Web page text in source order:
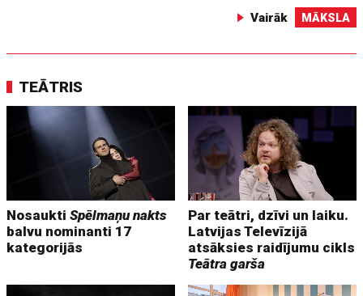
Vairāk MĀKSLA
TEĀTRIS
NosauktiSpēlmaņu nakts
balvu nominanti 17
kategorijās
Par teātri, dzīvi un laiku.
Latvijas Televīzijā
atsāksies raidījumu cikls
Teātra garša